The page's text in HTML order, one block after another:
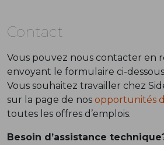
Contact
Vous pouvez nous contacter en
envoyant le formulaire ci-
Vous souhaitez travailler chez
sur la page de nos opportunités
toutes les offres d’emplois.
Besoin d’assistance